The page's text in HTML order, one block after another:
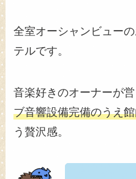
全室オーシャンビュー
テルです。
音楽好きのオーナーが
ブ音響設備完備のうえ
う贅沢感。